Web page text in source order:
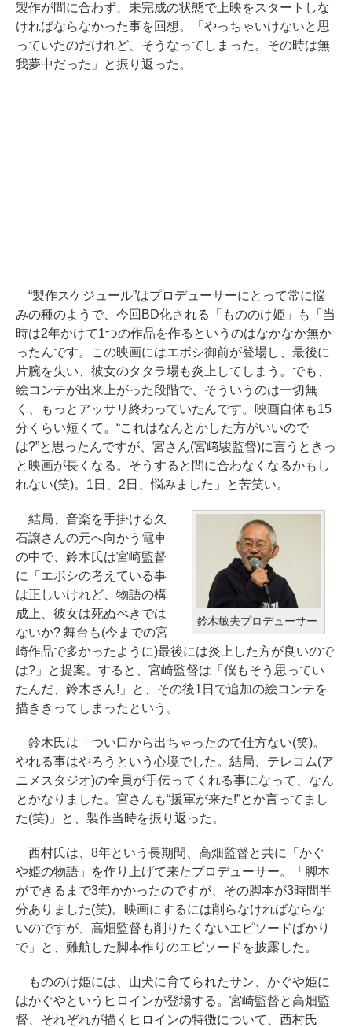
製作が間に合わず、未完成の状態で上映をスタートしな
ければならなかった事を回想。「やっちゃいけないと思
っていたのだけれど、そうなってしまった。その時は無
我夢中だった」と振り返った。
“製作スケジュール”はプロデューサーにとって常に悩
みの種のようで、今回BD化される「もののけ姫」も「当
時は2年かけて1つの作品を作るというのはなかなか無か
ったんです。この映画にはエボシ御前が登場し、最後に
片腕を失い、彼女のタタラ場も炎上してしまう。でも、
絵コンテが出来上がった段階で、そういうのは一切無
く、もっとアッサリ終わっていたんです。映画自体も15
分くらい短くて。“これはなんとかした方がいいので
は?”と思ったんですが、宮さん(宮﨑駿監督)に言うときっ
と映画が長くなる。そうすると間に合わなくなるかもし
れない(笑)。1日、2日、悩みました」と苦笑い。
鈴木敏夫プロデューサー
結局、音楽を手掛ける久
石譲さんの元へ向かう電車
の中で、鈴木氏は宮崎監督
に「エボシの考えている事
は正しいけれど、物語の構
成上、彼女は死ぬべきでは
ないか? 舞台も(今までの宮
崎作品で多かったように)最後には炎上した方が良いので
は?」と提案。すると、宮崎監督は「僕もそう思ってい
たんだ、鈴木さん!」と、その後1日で追加の絵コンテを
描ききってしまったという。
鈴木氏は「つい口から出ちゃったので仕方ない(笑)。
やれる事はやろうという心境でした。結局、テレコム(ア
ニメスタジオ)の全員が手伝ってくれる事になって、なん
とかなりました。宮さんも“援軍が来た!”とか言ってまし
た(笑)」と、製作当時を振り返った。
西村氏は、8年という長期間、高畑監督と共に「かぐ
や姫の物語」を作り上げて来たプロデューサー。「脚本
ができるまで3年かかったのですが、その脚本が3時間半
分ありました(笑)。映画にするには削らなければならな
いのですが、高畑監督も削りたくないエピソードばかり
で」と、難航した脚本作りのエピソードを披露した。
もののけ姫には、山犬に育てられたサン、かぐや姫に
はかぐやというヒロインが登場する。宮崎監督と高畑監
督、それぞれが描くヒロインの特徴について、西村氏